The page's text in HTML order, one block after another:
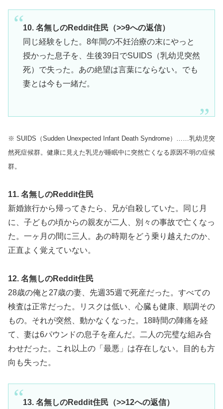
10. 名無しのReddit住民（>>9への返信）
同じ経験をした。8年間の不妊治療の末にやっと
授かった息子を、生後39日でSUIDS（乳幼児突然
死）で失った。あの絶望は言葉にならない。でも
妻とは今も一緒だ。
※ SUIDS（Sudden Unexpected Infant Death Syndrome）……乳幼児突
然死症候群。健康に見えた乳児が睡眠中に突然亡くなる原因不明の症候
群。
11. 名無しのReddit住民
新婚旅行から帰ってきたら、兄が自殺していた。同じ月
に、子どもの頃からの親友が二人、別々の事故で亡くなっ
た。一ヶ月の間に三人。あの時期をどう乗り越えたのか、
正直よく覚えていない。
12. 名無しのReddit住民
28歳の俺と27歳の妻、先週35週で死産だった。すべての
検査は正常だった。リスクは低い、心臓も健康、順調その
もの。それが突然、動かなくなった。18時間の陣痛を経
て、妻は6パウンドの息子を産んだ。二人の完璧な組み合
わせだった。これ以上の「最悪」は存在しない。目的も方
向も失った。
13. 名無しのReddit住民（>>12への返信）